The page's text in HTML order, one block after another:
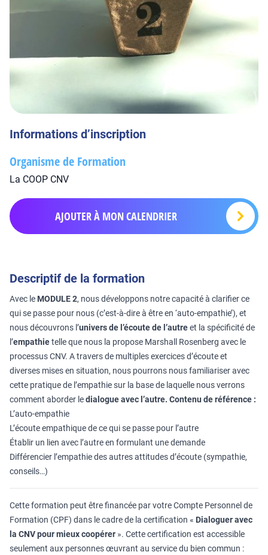
Informations d’inscription
Organisme de Formation
La COOP CNV
AJOUTER À MON CALENDRIER
Descriptif de la formation
Avec le MODULE 2, nous développons notre capacité à clarifier ce
qui se passe pour nous (c’est-à-dire à être en ‘auto-empathie’), et
nous découvrons l’univers de l’écoute de l’autreet la spécificité de
l’empathietelle que nous la propose Marshall Rosenberg avec le
processus CNV. A travers de multiples exercices d’écoute et
diverses mises en situation, nous pourrons nous familiariser avec
cette pratique de l’empathie sur la base de laquelle nous verrons
comment aborder ledialogue avec l’autre. Contenu de référence :
L’auto-empathie
L’écoute empathique de ce qui se passe pour l’autre
Établir un lien avec l’autre en formulant une demande
Différencier l’empathie des autres attitudes d’écoute (sympathie,
conseils…)
Cette formation peut être financée par votre Compte Personnel de
Formation (CPF) dans le cadre de la certification « Dialoguer avec
la CNV pour mieux coopérer ». Cette certification est accessible
seulement aux personnes œuvrant au service du bien commun :